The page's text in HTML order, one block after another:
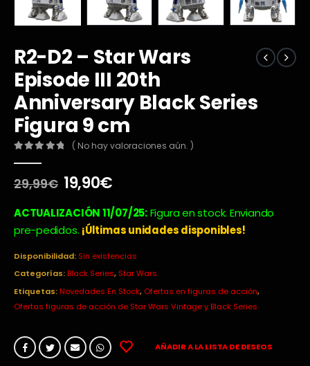
R2-D2 – Star Wars
Episode III 20th
Anniversary Black Series
Figura 9 cm
( No hay valoraciones aún. )
29,99€ El
original
era:
19,90€El
actual
es:
ACTUALIZACIÓN 11/07/25:Figura en stock. Enviando
pre-pedidos. ¡Últimas unidades disponibles!
Disponibilidad: Sin existencias
Categorías:Black Series, Star Wars
Etiquetas:Novedades En Stock, Ofertas en figuras de acción,
Ofertas figuras de acción de Star Wars Vintage y Black Series
AÑADIR A LA LISTA DE DESEOS